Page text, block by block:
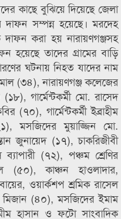
কাছে বুঝিয়ে দিয়েছে জেলা
সম্পন্ন হয়েছে। মরদেহ
করা হয় নারায়ণগঞ্জসহ
হয়েছে তাদের গ্রামের বাড়ি
ঘটনায় নিহত যাদের নাম
(৩৪), নারায়ণগঞ্জ কলেজের
গার্মেন্টকর্মী মো. রাসেদ
গার্মেন্টকর্মী ইব্রাহীম
মসজিদের মুয়াজ্জিন মো.
জুনায়েদ (১৭), চাকরিজীবী
(৭২), পঞ্চম শ্রেণির
(৫০), কাঞ্চন হাওলাদার,
ওয়ার্কশপ শ্রমিক রাসেল
(৪০), মসজিদের ইমাম
হাসান ও ফটো সাংবাদিক